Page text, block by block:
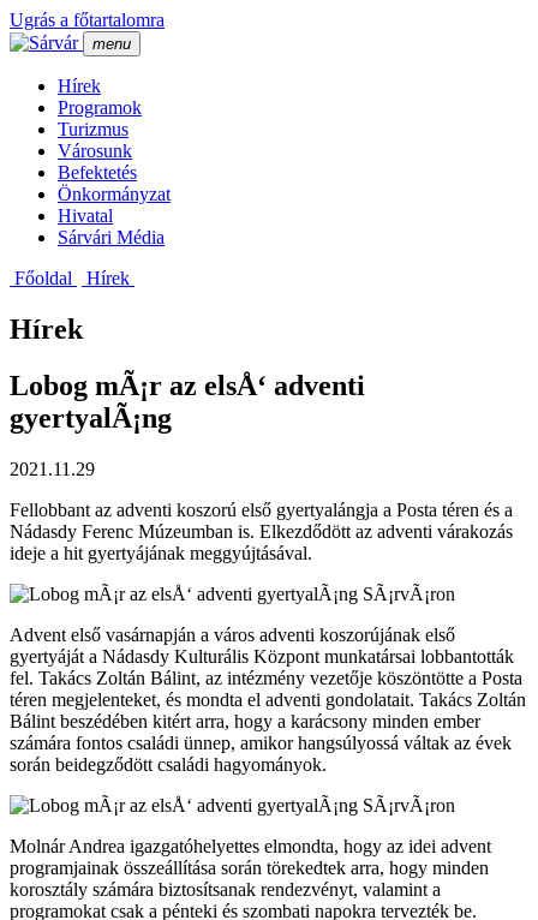
Ugrás a főtartalomra
menu
Hí­rek
Programok
Turizmus
Városunk
Befektetés
Önkormányzat
Hivatal
Sárvári Média
Főoldal
Hí­rek
Hírek
Lobog mÃ¡r az elsÅ‘ adventi
gyertyalÃ¡ng
2021.11.29
Fellobbant az adventi koszorú első gyertyalángja a Posta téren és a
Nádasdy Ferenc Múzeumban is. Elkezdődött az adventi várakozás
ideje a hit gyertyájának meggyújtásával.
Advent első vasárnapján a város adventi koszorújának első
gyertyáját a Nádasdy Kulturális Központ munkatársai lobbantották
fel. Takács Zoltán Bálint, az intézmény vezetője köszöntötte a Posta
téren megjelenteket, és mondta el adventi gondolatait. Takács Zoltán
Bálint beszédében kitért arra, hogy a karácsony minden ember
számára fontos családi ünnep, amikor hangsúlyossá váltak az évek
során beidegződött családi hagyományok.
Molnár Andrea igazgatóhelyettes elmondta, hogy az idei advent
programjainak összeállítása során törekedtek arra, hogy minden
korosztály számára biztosítsanak rendezvényt, valamint a
programokat csak a pénteki és szombati napokra tervezték be.